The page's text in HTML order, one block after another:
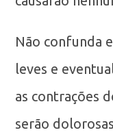
Não confunda
leves e
as contrações
serão